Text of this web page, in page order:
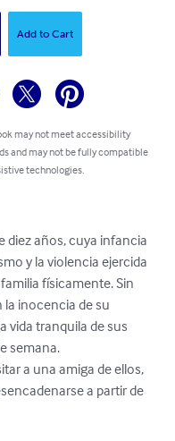
Add to Cart
may not meet accessibility
and may not be fully compatible
technologies.
diez años, cuya infancia
y la violencia ejercida
físicamente. Sin
la inocencia de su
vida tranquila de sus
semana.
a una amiga de ellos,
a partir de